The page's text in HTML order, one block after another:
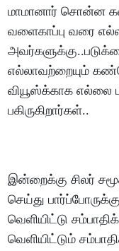
மாமானார் சொன்ன
வளைகாப்பு வரை
எல்லாவற்றையும்
வியூஸ்க்காக
பகிருகிறார்கள்..
இன்றைக்கு சிலர்
செய்து
வெளியிட்டு
வெளியிட்டும்